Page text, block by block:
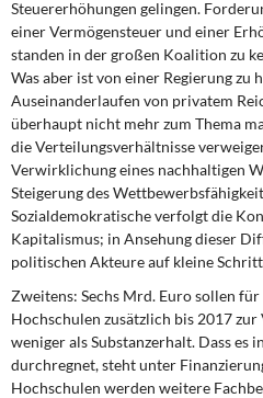
Steuererhöhungen gelingen.
einer Vermögensteuer und einer
standen in der großen Koalition zu
Was aber ist von einer Regierung zu
Auseinanderlaufen von privatem
überhaupt nicht mehr zum Thema
die Verteilungsverhältnisse
Verwirklichung eines nachhaltigen
Steigerung des
Sozialdemokratische verfolgt die
Kapitalismus; in Ansehung dieser
politischen Akteure auf kleine
Zweitens: Sechs Mrd. Euro sollen
Hochschulen zusätzlich bis 2017 zur
weniger als Substanzerhalt. Dass es
durchregnet, steht unter
Hochschulen werden weitere